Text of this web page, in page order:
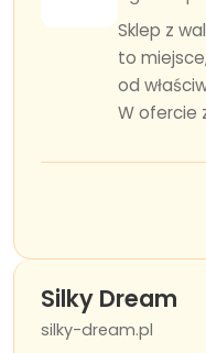
Sklep z
to
od
W ofercie
Silky Dream
silky-dream.pl